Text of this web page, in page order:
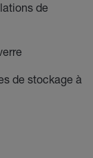
de
de stockage à